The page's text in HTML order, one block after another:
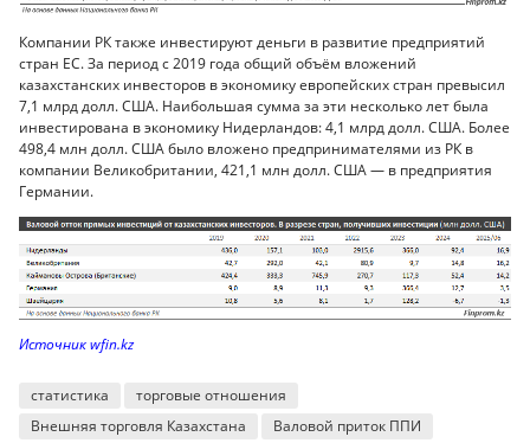
Компании РК также инвестируют деньги в развитие предприятий
стран ЕС. За период с 2019 года общий объём вложений
казахстанских инвесторов в экономику европейских стран превысил
7,1 млрд долл. США. Наибольшая сумма за эти несколько лет была
инвестирована в экономику Нидерландов: 4,1 млрд долл. США. Более
498,4 млн долл. США было вложено предпринимателями из РК в
компании Великобритании, 421,1 млн долл. США — в предприятия
Германии.
Источник wfin.kz
статистика
торговые отношения
Внешняя торговля Казахстана
Валовой приток ППИ